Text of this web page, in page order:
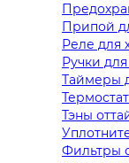
Припой
Реле для
Ручки
Таймеры
Тэны
Фильтры